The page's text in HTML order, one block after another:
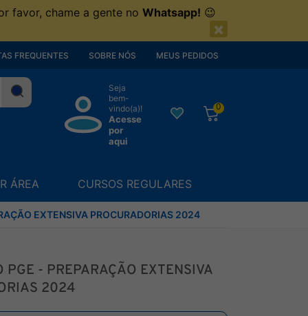
favor, chame a gente no Whatsapp! 😉
×
FREQUENTES SOBRE NÓS MEUS PEDIDOS
Seja
bem-
vindo(a)!
Acesse
por
aqui
0
ÁREA CURSOS REGULARES
EXTENSIVA PROCURADORIAS 2024
PGE - PREPARAÇÃO EXTENSIVA
2024